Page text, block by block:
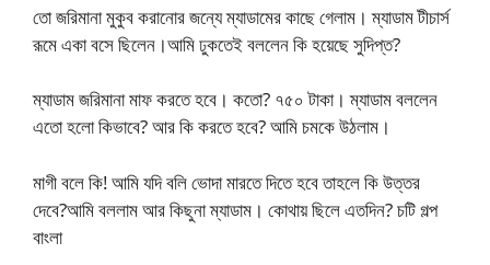
তো জরিমানা মুকুব করানোর জন্যে ম্যাডামের কাছে গেলাম। ম্যাডাম টীচার্স
রূমে একা বসে ছিলেন।আমি ঢুকতেই বললেন কি হয়েছে সুদিপ্ত?
ম্যাডাম জরিমানা মাফ করতে হবে। কতো? ৭৫০ টাকা। ম্যাডাম বললেন
এতো হলো কিভাবে? আর কি করতে হবে? আমি চমকে উঠলাম।
মাগী বলে কি! আমি যদি বলি ভোদা মারতে দিতে হবে তাহলে কি উত্তর
দেবে?আমি বললাম আর কিছুনা ম্যাডাম। কোথায় ছিলে এতদিন? চটি গল্প
বাংলা